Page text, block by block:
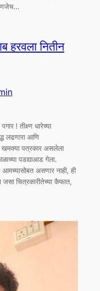
हरवला नितीन
! तीक्ष्ण धारेच्या
लढणारा आणि
खमक्या पत्रकार असलेला
पडद्याआड गेला.
असणार नाही, ही
चित्रकारीतेच्या कैफात,